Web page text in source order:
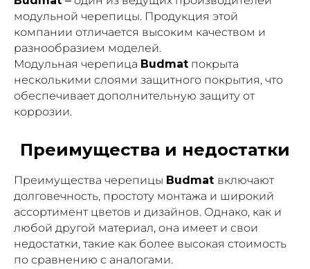
модульной черепицы. Продукция этой
компании отличается высоким качеством и
разнообразием моделей.
Модульная черепица Budmat покрыта
несколькими слоями защитного покрытия, что
обеспечивает дополнительную защиту от
коррозии.
Преимущества и недостатки
Преимущества черепицы Budmat включают
долговечность, простоту монтажа и широкий
ассортимент цветов и дизайнов. Однако, как и
любой другой материал, она имеет и свои
недостатки, такие как более высокая стоимость
по сравнению с аналогами.